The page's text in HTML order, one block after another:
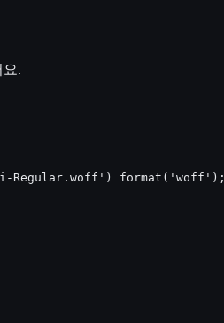
요.
Regular.woff') format('woff');